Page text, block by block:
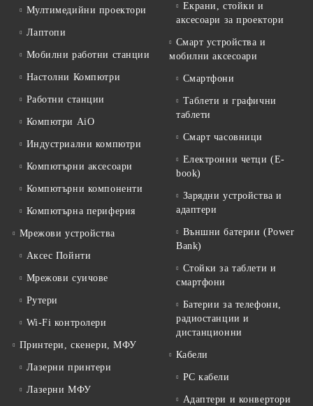
Мултимедийни проектори
Лаптопи
Мобилни работни станции
Настолни Компютри
Работни станции
Компютри AiO
Индустриални компютри
Компютърни аксесоари
Компютърни компоненти
Компютърна периферия
Мрежови устройства
Аксес Пойнти
Мрежови суичове
Рутери
Wi-Fi контролери
Принтери, скенери, МФУ
Лазерни принтери
Лазерни МФУ
Екрани, стойки и
аксесоари за проектори
Смарт устройства и
мобилни аксесоари
Смартфони
Таблети и графични
таблети
Смарт часовници
Електронни четци (E-
book)
Зарядни устройства и
адаптери
Външни батерии (Power
Bank)
Стойки за таблети и
смартфони
Батерии за телефони,
радиостанции и
дистанционни
Кабели
PC кабели
Адаптери и конвертори